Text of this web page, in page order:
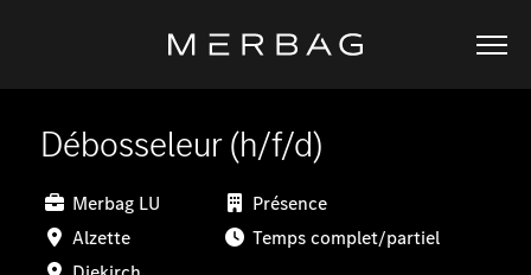
Débosseleur (h/f/d)
Merbag LU
Alzette
Présence
Temps complet/partiel